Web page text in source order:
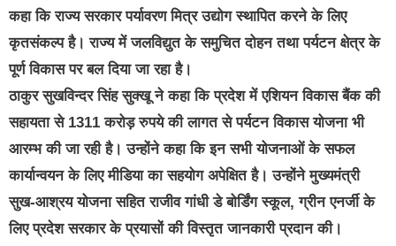
कहा कि राज्य सरकार पर्यावरण मित्र उद्योग स्थापित करने के लिए
कृतसंकल्प है। राज्य में जलविद्युत के समुचित दोहन तथा पर्यटन क्षेत्र के
पूर्ण विकास पर बल दिया जा रहा है।
ठाकुर सुखविन्दर सिंह सुक्खू ने कहा कि प्रदेश में एशियन विकास बैंक की
सहायता से 1311 करोड़ रुपये की लागत से पर्यटन विकास योजना भी
आरम्भ की जा रही है। उन्होंने कहा कि इन सभी योजनाओं के सफल
कार्यान्वयन के लिए मीडिया का सहयोग अपेक्षित है। उन्होंने मुख्यमंत्री
सुख-आश्रय योजना सहित राजीव गांधी डे बोर्डिंग स्कूल, ग्रीन एनर्जी के
लिए प्रदेश सरकार के प्रयासों की विस्तृत जानकारी प्रदान की।